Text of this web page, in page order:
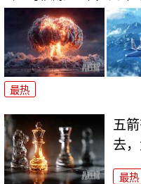
最热
五
去
最热